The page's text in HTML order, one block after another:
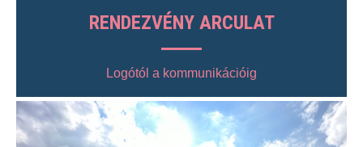
RENDEZVÉNY ARCULAT
Logótól a kommunikációig